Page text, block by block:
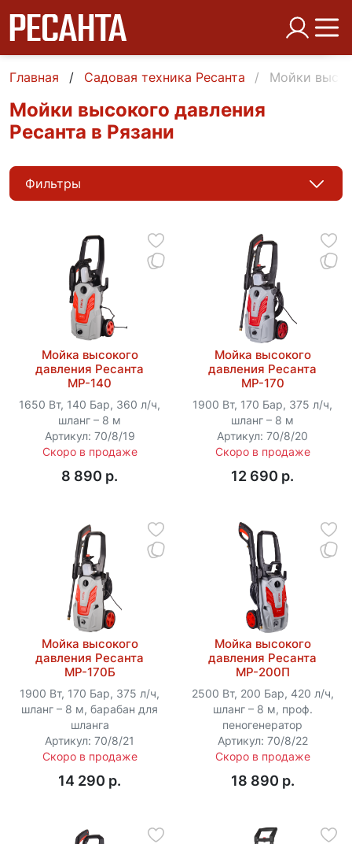
Главная Садовая техника Ресанта Мойки
Мойки высокого давления
Ресанта в Рязани
Фильтры
Мойка высокого
давления Ресанта
МР-140
1650 Вт, 140 Бар, 360 л/ч,
шланг – 8 м
Артикул: 70/8/19
Скоро в продаже
8 890 p.
Мойка высокого
давления Ресанта
МР-170
1900 Вт, 170 Бар, 375 л/ч,
шланг – 8 м
Артикул: 70/8/20
Скоро в продаже
12 690 p.
Мойка высокого
давления Ресанта
МР-170Б
1900 Вт, 170 Бар, 375 л/ч,
шланг – 8 м, барабан для
шланга
Артикул: 70/8/21
Скоро в продаже
14 290 p.
Мойка высокого
давления Ресанта
МР-200П
2500 Вт, 200 Бар, 420 л/ч,
шланг – 8 м, проф.
пеногенератор
Артикул: 70/8/22
Скоро в продаже
18 890 p.